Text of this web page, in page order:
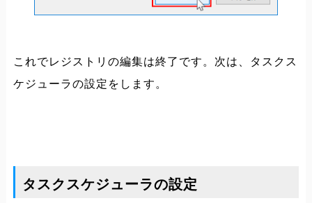
これでレジストリの編集は終了です。次は、タスクス
ケジューラの設定をします。
タスクスケジューラの設定